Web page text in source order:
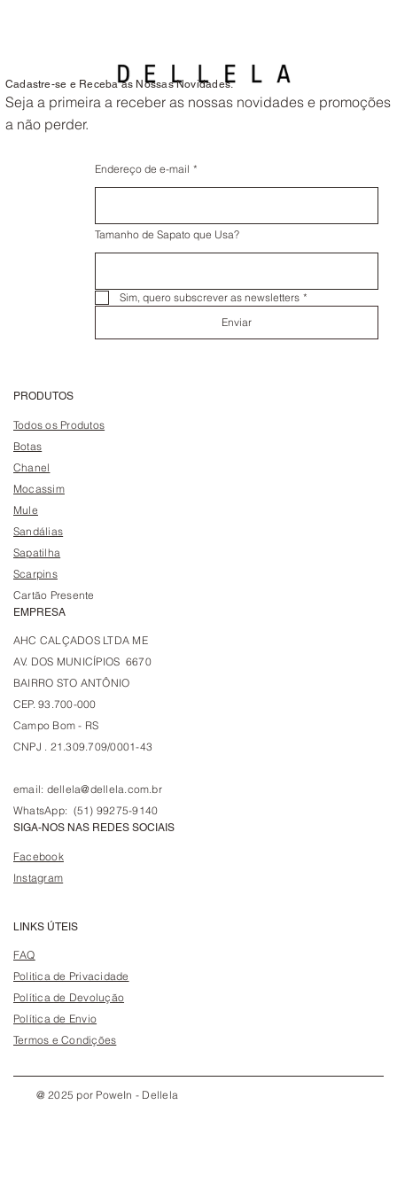
Cadastre-se e Receba as Nossas Novidades.
Seja a primeira a receber as nossas novidades e promoções
a não perder.
Endereço de e-mail *
Tamanho de Sapato que Usa?
Sim, quero subscrever as newsletters *
Enviar
PRODUTOS
Todos os Produtos
Botas
Chanel
Mocassim
Mule
Sandálias
Sapatilha
Scarpins
Cartão Presente
EMPRESA
AHC CALÇADOS LTDA ME
AV. DOS MUNICÍPIOS 6670
BAIRRO STO ANTÔNIO
CEP. 93.700-000
Campo Bom - RS
CNPJ . 21.309.709/0001-43
email: dellela@dellela.com.br
WhatsApp: (51) 99275-9140
SIGA-NOS NAS REDES SOCIAIS
Facebook
Instagram
LINKS ÚTEIS
FAQ
Politica de Privacidade
Política de Devolução
Política de Envio
Termos e Condições
@ 2025 por PoweIn - Dellela